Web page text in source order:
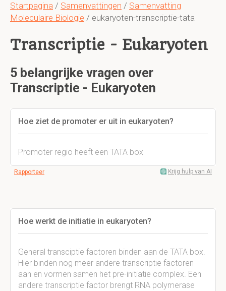
Startpagina / Samenvattingen / Samenvatting
Moleculaire Biologie / eukaryoten-transcriptie-tata
Transcriptie - Eukaryoten
5 belangrijke vragen over
Transcriptie - Eukaryoten
Hoe ziet de promoter er uit in eukaryoten?
Promoter regio heeft een TATA box
Rapporteer Krijg hulp van AI
Hoe werkt de initiatie in eukaryoten?
General transciptie factoren binden aan de TATA box.
Hier binden nog meer andere transcriptie factoren
aan en vormen samen het pre-initiatie complex. Een
andere transcriptie factor brengt RNA polymerase